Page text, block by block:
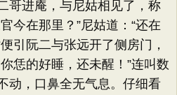
哥进庵，与尼姑相见了，称
今在那里？”尼姑道：“还在
引阮二与张远开了侧房门，
恁的好睡，还未醒！”连叫数
动，口鼻全无气息。仔细看